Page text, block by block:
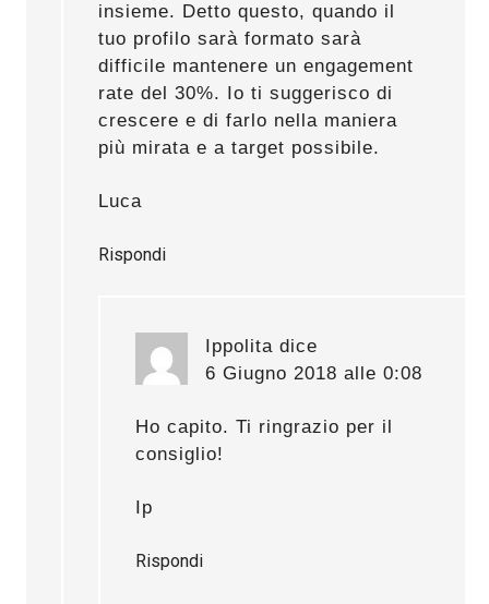
insieme. Detto questo, quando il
tuo profilo sarà formato sarà
difficile mantenere un engagement
rate del 30%. Io ti suggerisco di
crescere e di farlo nella maniera
più mirata e a target possibile.
Luca
Rispondi
Ippolita dice
6 Giugno 2018 alle 0:08
Ho capito. Ti ringrazio per il
consiglio!
Ip
Rispondi